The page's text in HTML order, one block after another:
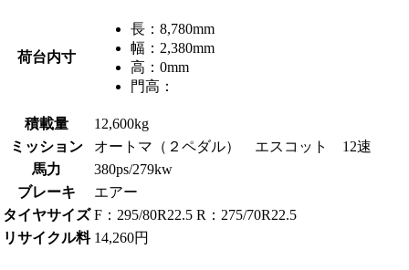
荷台内寸
長： 8,780mm
幅： 2,380mm
高： 0mm
門高：
積載量
12,600kg
ミッション
オートマ（２ペダル） エスコット 12速
馬力
380ps/279kw
ブレーキ
エアー
タイヤサイズ F：295/80R22.5 R：275/70R22.5
リサイクル料 14,260円